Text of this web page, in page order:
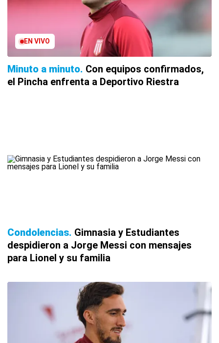
EN VIVO
Minuto a minuto Con equipos confirmados,
el Pincha enfrenta a Deportivo Riestra
Condolencias Gimnasia y Estudiantes
despidieron a Jorge Messi con mensajes
para Lionel y su familia